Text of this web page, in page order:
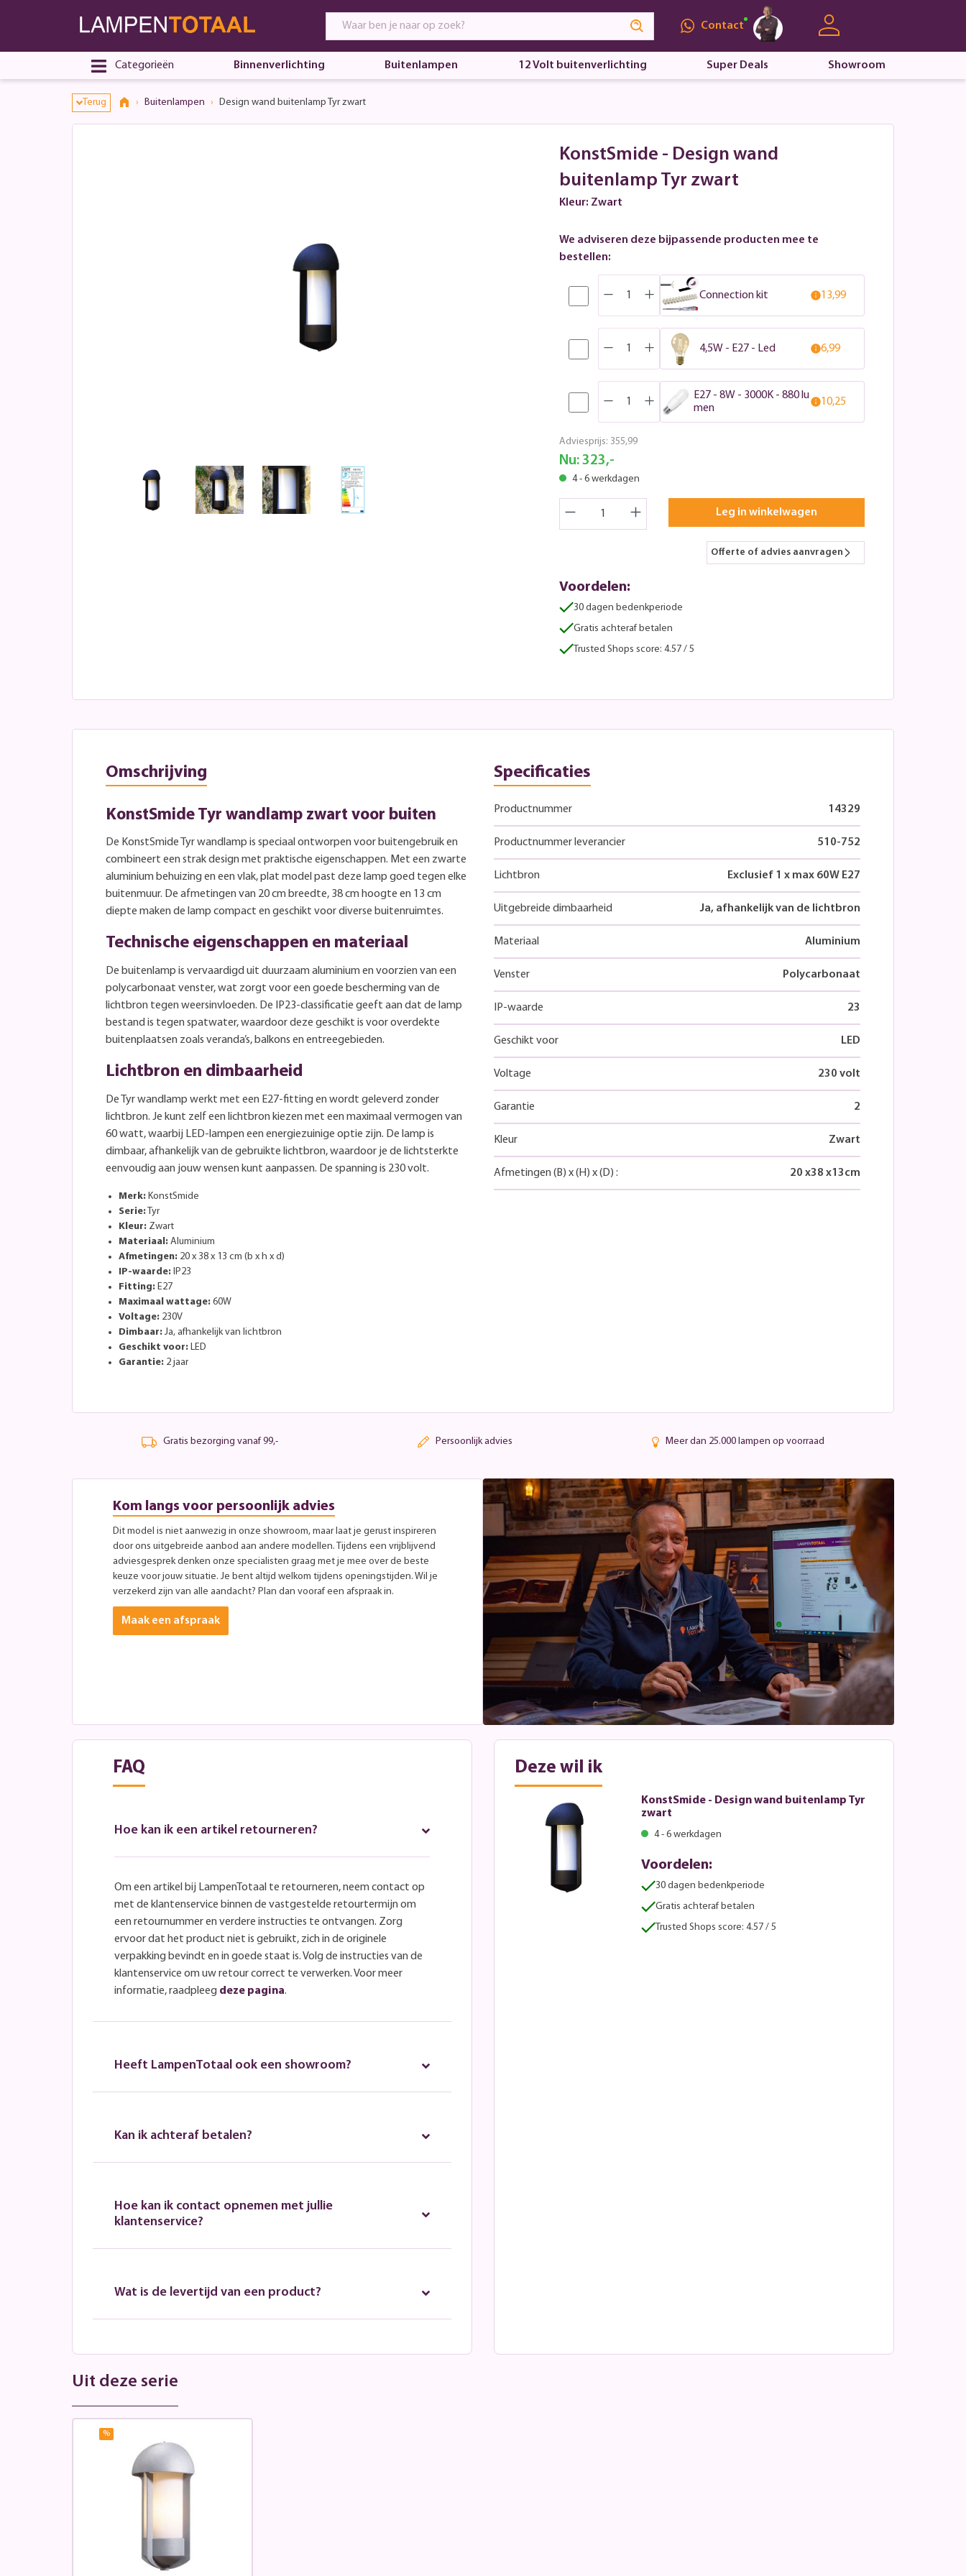
Contact
Categorieën Binnenverlichting Buitenlampen 12 Volt buitenverlichting Super Deals Showroom
Terug Buitenlampen Design wand buitenlamp Tyr zwart
KonstSmide - Design wand
buitenlamp Tyr zwart
Kleur: Zwart
We adviseren deze bijpassende producten mee te
bestellen:
Connection kit 13,99
4,5W - E27 - Led 6,99
E27 - 8W - 3000K - 880 lu
men
10,25
Adviesprijs: 355,99
Nu: 323,-
4 - 6 werkdagen
Leg in winkelwagen
Offerte of advies aanvragen
Voordelen:
30 dagen bedenkperiode
Gratis achteraf betalen
Trusted Shops score: 4.57 / 5
Omschrijving
KonstSmide Tyr wandlamp zwart voor buiten
De KonstSmide Tyr wandlamp is speciaal ontworpen voor buitengebruik en
combineert een strak design met praktische eigenschappen. Met een zwarte
aluminium behuizing en een vlak, plat model past deze lamp goed tegen elke
buitenmuur. De afmetingen van 20 cm breedte, 38 cm hoogte en 13 cm
diepte maken de lamp compact en geschikt voor diverse buitenruimtes.
Technische eigenschappen en materiaal
De buitenlamp is vervaardigd uit duurzaam aluminium en voorzien van een
polycarbonaat venster, wat zorgt voor een goede bescherming van de
lichtbron tegen weersinvloeden. De IP23-classificatie geeft aan dat de lamp
bestand is tegen spatwater, waardoor deze geschikt is voor overdekte
buitenplaatsen zoals veranda’s, balkons en entreegebieden.
Lichtbron en dimbaarheid
De Tyr wandlamp werkt met een E27-fitting en wordt geleverd zonder
lichtbron. Je kunt zelf een lichtbron kiezen met een maximaal vermogen van
60 watt, waarbij LED-lampen een energiezuinige optie zijn. De lamp is
dimbaar, afhankelijk van de gebruikte lichtbron, waardoor je de lichtsterkte
eenvoudig aan jouw wensen kunt aanpassen. De spanning is 230 volt.
Merk: KonstSmide
Serie:Tyr
Kleur: Zwart
Materiaal: Aluminium
Afmetingen: 20 x 38 x 13 cm (b x h x d)
IP-waarde: IP23
Fitting: E27
Maximaal wattage: 60W
Voltage: 230V
Dimbaar: Ja, afhankelijk van lichtbron
Geschikt voor: LED
Garantie: 2 jaar
Specificaties
Productnummer 14329
Productnummer leverancier 510-752
Lichtbron Exclusief 1 x max 60W E27
Uitgebreide dimbaarheid Ja, afhankelijk van de lichtbron
Materiaal Aluminium
Venster Polycarbonaat
IP-waarde 23
Geschikt voor LED
Voltage 230 volt
Garantie 2
Kleur Zwart
Afmetingen (B) x(H) x(D) : 20 x38 x13cm
Gratis bezorging vanaf 99,- Persoonlijk advies Meer dan 25.000 lampen op voorraad
Kom langs voor persoonlijk advies
Dit model is niet aanwezig in onze showroom, maar laat je gerust inspireren
door ons uitgebreide aanbod aan andere modellen. Tijdens een vrijblijvend
adviesgesprek denken onze specialisten graag met je mee over de beste
keuze voor jouw situatie. Je bent altijd welkom tijdens openingstijden. Wil je
verzekerd zijn van alle aandacht? Plan dan vooraf een afspraak in.
Maak een afspraak
FAQ
Hoe kan ik een artikel retourneren?
Om een artikel bij LampenTotaal te retourneren, neem contact op
met de klantenservice binnen de vastgestelde retourtermijn om
een retournummer en verdere instructies te ontvangen. Zorg
ervoor dat het product niet is gebruikt, zich in de originele
verpakking bevindt en in goede staat is. Volg de instructies van de
klantenservice om uw retour correct te verwerken. Voor meer
informatie, raadpleeg deze pagina.
Heeft LampenTotaal ook een showroom?
Kan ik achteraf betalen?
Hoe kan ik contact opnemen met jullie
klantenservice?
Wat is de levertijd van een product?
Deze wil ik
KonstSmide - Design wand buitenlamp Tyr
zwart
4 - 6 werkdagen
Voordelen:
30 dagen bedenkperiode
Gratis achteraf betalen
Trusted Shops score: 4.57 / 5
Uit deze serie
%